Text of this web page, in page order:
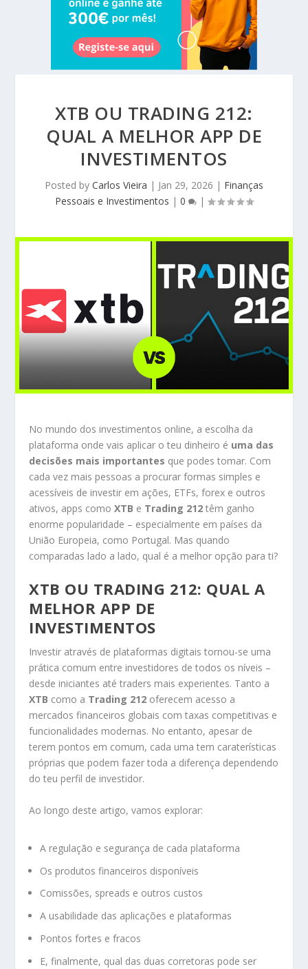
XTB OU TRADING 212:
QUAL A MELHOR APP DE
INVESTIMENTOS
Posted by Carlos Vieira | Jan 29, 2026 | Finanças
Pessoais e Investimentos | 0 |
No mundo dos investimentos online, a escolha da
plataforma onde vais aplicar o teu dinheiro é uma das
decisões mais importantes que podes tomar. Com
cada vez mais pessoas a procurar formas simples e
acessíveis de investir em ações, ETFs, forex e outros
ativos, apps comoXTB e Trading 212 têm ganho
enorme popularidade – especialmente em países da
União Europeia, como Portugal. Mas quando
comparadas lado a lado, qual é a melhor opção para ti?
XTB OU TRADING 212: QUAL A
MELHOR APP DE
INVESTIMENTOS
Investir através de plataformas digitais tornou-se uma
prática comum entre investidores de todos os níveis –
desde iniciantes até traders mais experientes. Tanto a
XTB como a Trading 212 oferecem acesso a
mercados financeiros globais com taxas competitivas e
funcionalidades modernas. No entanto, apesar de
terem pontos em comum, cada uma tem caraterísticas
próprias que podem fazer toda a diferença dependendo
do teu perfil de investidor.
Ao longo deste artigo, vamos explorar:
A regulação e segurança de cada plataforma
Os produtos financeiros disponíveis
Comissões, spreads e outros custos
A usabilidade das aplicações e plataformas
Pontos fortes e fracos
E, finalmente, qual das duas corretoras pode ser